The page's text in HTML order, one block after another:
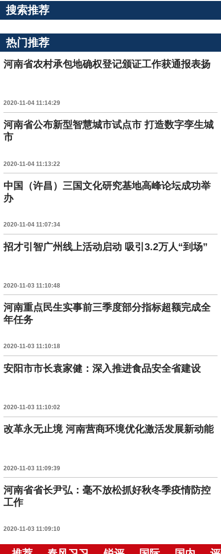
搜索推荐
热门推荐
河南省农村承包地确权登记颁证工作获通报表扬
2020-11-04 11:14:29
河南省公布新型智慧城市试点市 打造数字孪生城
市
2020-11-04 11:13:22
中国（许昌）三国文化研究基地高峰论坛成功举
办
2020-11-04 11:07:34
招才引智广州线上活动启动 吸引3.2万人“到场”
2020-11-03 11:10:48
河南重点民生实事前三季度部分指标超额完成全
年任务
2020-11-03 11:10:18
安阳市市长袁家健：深入推进食品安全省建设
2020-11-03 11:10:02
改革永无止境 河南营商环境优化激活发展新动能
2020-11-03 11:09:39
河南省省长尹弘：毫不放松抓好秋冬季疫情防控
工作
2020-11-03 11:09:10